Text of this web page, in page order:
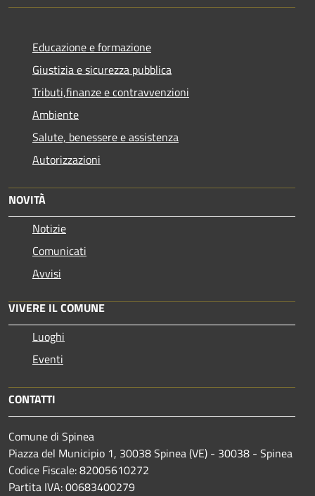
Educazione e formazione
Giustizia e sicurezza pubblica
Tributi,finanze e contravvenzioni
Ambiente
Salute, benessere e assistenza
Autorizzazioni
NOVITÀ
Notizie
Comunicati
Avvisi
VIVERE IL COMUNE
Luoghi
Eventi
CONTATTI
Comune di Spinea
Piazza del Municipio 1, 30038 Spinea (VE) - 30038 - Spinea
Codice Fiscale: 82005610272
Partita IVA: 00683400279